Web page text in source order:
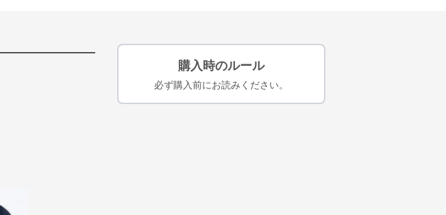
購入時のルール
必ず購入前にお読みください。